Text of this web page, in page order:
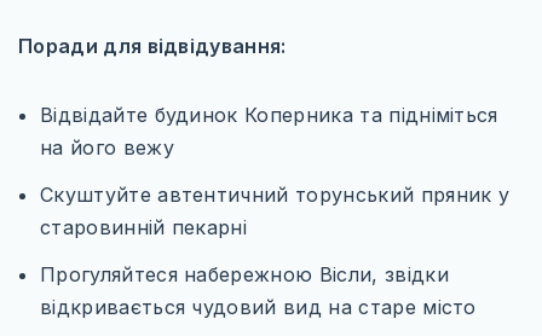
Поради для відвідування:
Відвідайте будинок Коперника та підніміться
на його вежу
Скуштуйте автентичний торунський пряник у
старовинній пекарні
Прогуляйтеся набережною Вісли, звідки
відкривається чудовий вид на старе місто